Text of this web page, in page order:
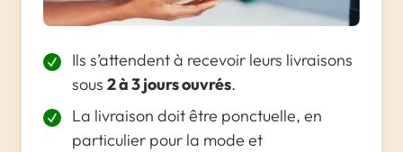
Ils s’attendent à recevoir leurs livraisons
sous 2 à 3 jours ouvrés.
La livraison doit être ponctuelle, en
particulier pour la mode et